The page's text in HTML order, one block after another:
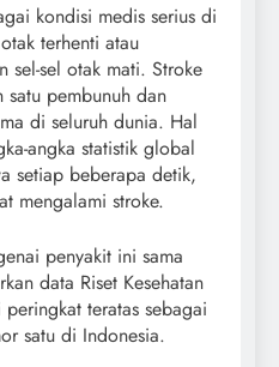
kondisi medis serius di
terhenti atau
sel-sel otak mati. Stroke
pembunuh dan
di seluruh dunia. Hal
angka statistik global
setiap beberapa detik,
mengalami stroke.
penyakit ini sama
data Riset Kesehatan
teratas sebagai
satu di Indonesia.